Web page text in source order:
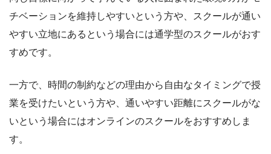
チベーションを維持しやすいという方や、スクールが通い
やすい立地にあるという場合には通学型のスクールがおす
すめです。
一方で、時間の制約などの理由から自由なタイミングで授
業を受けたいという方や、通いやすい距離にスクールがな
いという場合にはオンラインのスクールをおすすめしま
す。